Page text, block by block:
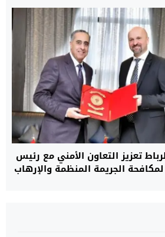
تعزيز التعاون الأمني مع رئيس
الجريمة المنظمة والإرهاب